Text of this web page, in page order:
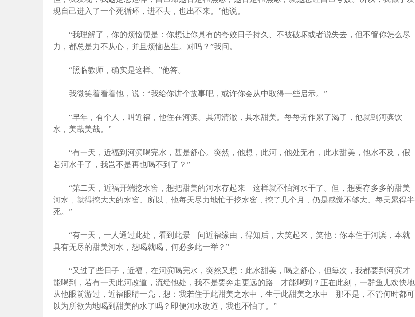
现自己进入了一个死循环，进不去，也出不来。”他说。
“我理解了，你的烦恼便是：你想让你具有的夸姣日子持久、不被破坏或者说失去，但不管你怎么尽
力，都总是力不从心，并且烦恼丛生。对吗？”我问。
“照临教师，确实是这样。”他答。
我微笑着看着他，说：“我给你讲个故事吧，或许你会从中取得一些启示。”
“早年，有个人，叫近福，他住在河滨。其河清澈，其水甜美。每每劳作累了渴了，他就到河滨饮
水，美哉美哉。”
“有一天，近福到河滨喝完水，甚是舒心。突然，他想，此河，他处无有，此水甜美，他水不及，假
若河水干了，我岂不是再也喝不到了？”
“第二天，近福开端挖水窖，想把甜美的河水存起来，这样就不怕河水干了。但，想要存多多的甜美
河水，就得挖大大的水窖。所以，他每天尽力地忙于挖水窖，挖了几个月，仍是感觉不够大。每天累得半
死。”
“有一天，一人通过此处，看到此景，问近福缘由，得知后，大笑起来，笑他：你本住于河滨，本就
具有无尽的甜美河水，想喝就喝，何必多此一举？”
“又过了些日子，近福，在河滨喝完水，突然又想：此水甜美，喝之舒心，但每次，我都要到河滨才
能喝到，若有一天此河改道，流经他处，我不是要奔走更远的路，才能喝到？正在此刻，一群鱼儿欢快地
从他眼前游过，近福眼睛一亮，想：我若住于此甜美之水中，生于此甜美之水中，那不是，不管何时都可
以为所欲为地喝到甜美的水了吗？即便河水改道，我也不怕了。”